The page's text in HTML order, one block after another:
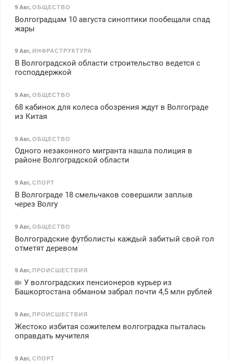
9 Авг, ОБЩЕСТВО
Волгоградцам 10 августа синоптики пообещали спад
жары
9 Авг, ИНФРАСТРУКТУРА
В Волгоградской области строительство ведется с
господдержкой
9 Авг, ОБЩЕСТВО
68 кабинок для колеса обозрения ждут в Волгограде
из Китая
9 Авг, ОБЩЕСТВО
Одного незаконного мигранта нашла полиция в
районе Волгоградской области
9 Авг, СПОРТ
В Волгограде 18 смельчаков совершили заплыв
через Волгу
9 Авг, ОБЩЕСТВО
Волгоградские футболисты каждый забитый свой гол
отметят деревом
9 Авг, ПРОИСШЕСТВИЯ
У волгоградских пенсионеров курьер из
Башкортостана обманом забрал почти 4,5 млн рублей
9 Авг, ПРОИСШЕСТВИЯ
Жестоко избитая сожителем волгоградка пыталась
оправдать мучителя
9 Авг, СПОРТ